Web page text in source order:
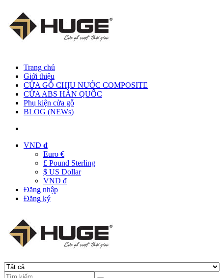
Trang chủ
Giới thiệu
CỬA GỖ CHỊU NƯỚC COMPOSITE
CỬA ABS HÀN QUỐC
Phụ kiện cửa gỗ
BLOG (NEWs)
VND đ
Euro €
£ Pound Sterling
$ US Dollar
VND đ
Đăng nhập
Đăng ký